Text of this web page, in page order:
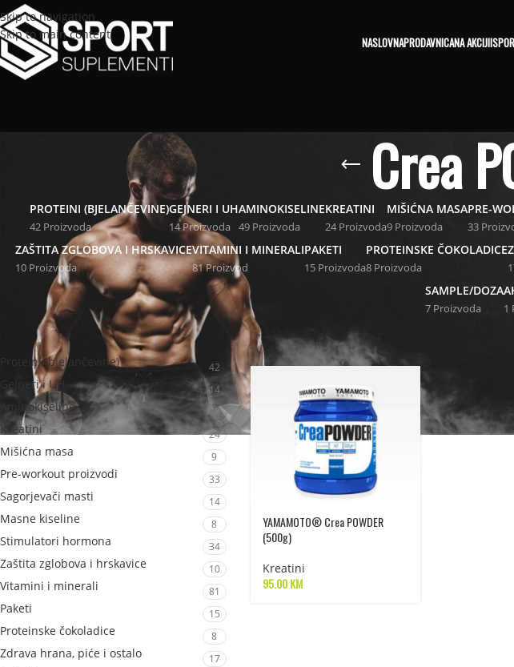
Skip to navigation
Skip to main content
NASLOVNAPRODAVNICANA AKCIJI
Crea
PROTEINI (BJELANČEVINE)
42 Proizvoda
GEJNERI I UH
14 Proizvoda
AMINOKISELINE
49 Proizvoda
KREATINI
24 Proizvoda
MIŠIĆNA MASA
9 Proizvoda
PRE-
33
ZAŠTITA ZGLOBOVA I HRSKAVICE
10 Proizvoda
VITAMINI I MINERALI
81 Proizvod
PAKETI
15 Proizvoda
PROTEINSKE ČOKOLADICE
8 Proizvoda
SAMPLE/DOZA
7 Proizvoda 1
KATEGORIJE PROIZVODA
Proteini (bjelančevine) 42
Gejneri i UH 14
Aminokiseline 49
Kreatini 24
Mišićna masa 9
Pre-workout proizvodi 33
Sagorjevači masti 14
Masne kiseline 8
Stimulatori hormona 34
Zaštita zglobova i hrskavice 10
Vitamini i minerali 81
Paketi 15
Proteinske čokoladice 8
Zdrava hrana, piće i ostalo 17
Naslovna Proizvodi označeni “Crea POWDER”
YAMAMOTO® Crea POWDER
(500g)
Kreatini
95.00KM